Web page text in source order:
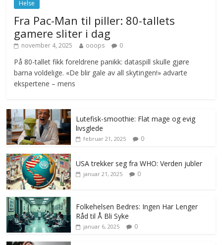
Helse
Fra Pac-Man til piller: 80-tallets
gamere sliter i dag
november 4, 2025 ooops 0
På 80-tallet fikk foreldrene panikk: dataspill skulle gjøre
barna voldelige. «De blir gale av all skytingen!» advarte
ekspertene – mens
Lutefisk-smoothie: Flat mage og evig
livsglede
februar 21, 2025 0
USA trekker seg fra WHO: Verden jubler
januar 21, 2025 0
Folkehelsen Bedres: Ingen Har Lenger
Råd til Å Bli Syke
januar 6, 2025 0